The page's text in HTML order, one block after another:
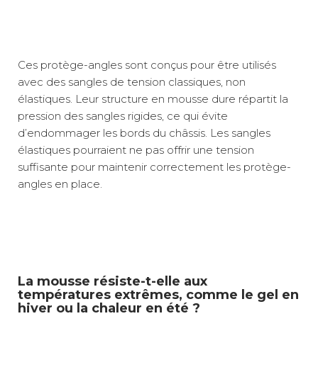
Ces protège-angles sont conçus pour être utilisés
avec des sangles de tension classiques, non
élastiques. Leur structure en mousse dure répartit la
pression des sangles rigides, ce qui évite
d’endommager les bords du châssis. Les sangles
élastiques pourraient ne pas offrir une tension
suffisante pour maintenir correctement les protège-
angles en place.
La mousse résiste-t-elle aux
températures extrêmes, comme le gel en
hiver ou la chaleur en été ?